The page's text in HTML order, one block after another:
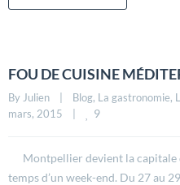
FOU DE CUISINE
By Julien Blog, La gastronomie,
mars, 2015
9
Montpellier devient la capitale
temps d’un week-end. Du 27 au